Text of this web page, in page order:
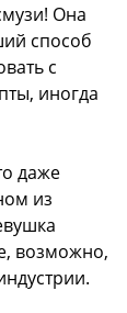
Она
способ
с
иногда
даже
из
возможно,